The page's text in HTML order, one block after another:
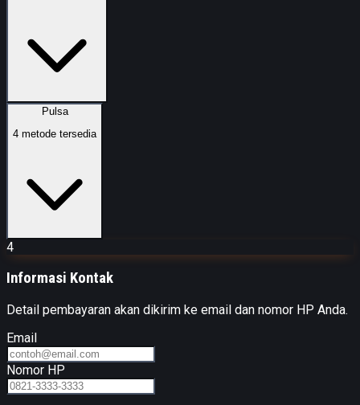
Pulsa
4 metode tersedia
4
Informasi Kontak
Detail pembayaran akan dikirim ke email dan nomor HP Anda.
Email
Nomor HP